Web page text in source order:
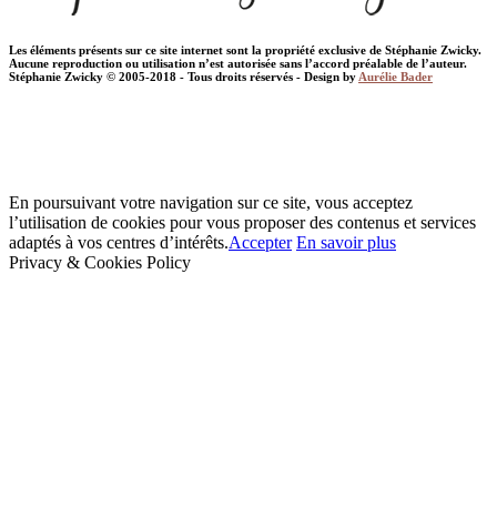
Les éléments présents sur ce site internet sont la propriété exclusive de Stéphanie Zwicky.
Aucune reproduction ou utilisation n’est autorisée sans l’accord préalable de l’auteur.
Stéphanie Zwicky © 2005-2018 - Tous droits réservés - Design by Aurélie Bader
En poursuivant votre navigation sur ce site, vous acceptez
l’utilisation de cookies pour vous proposer des contenus et services
adaptés à vos centres d’intérêts.Accepter En savoir plus
Privacy & Cookies Policy